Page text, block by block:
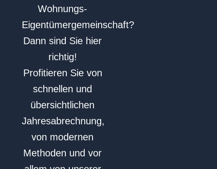
Wohnungs-
Eigentümergemeinschaft?
Dann sind Sie hier
richtig!
Profitieren Sie von
schnellen und
übersichtlichen
Jahresabrechnung,
von modernen
Methoden und vor